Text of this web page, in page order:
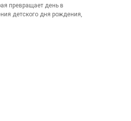
превращает день в
детского дня рождения,